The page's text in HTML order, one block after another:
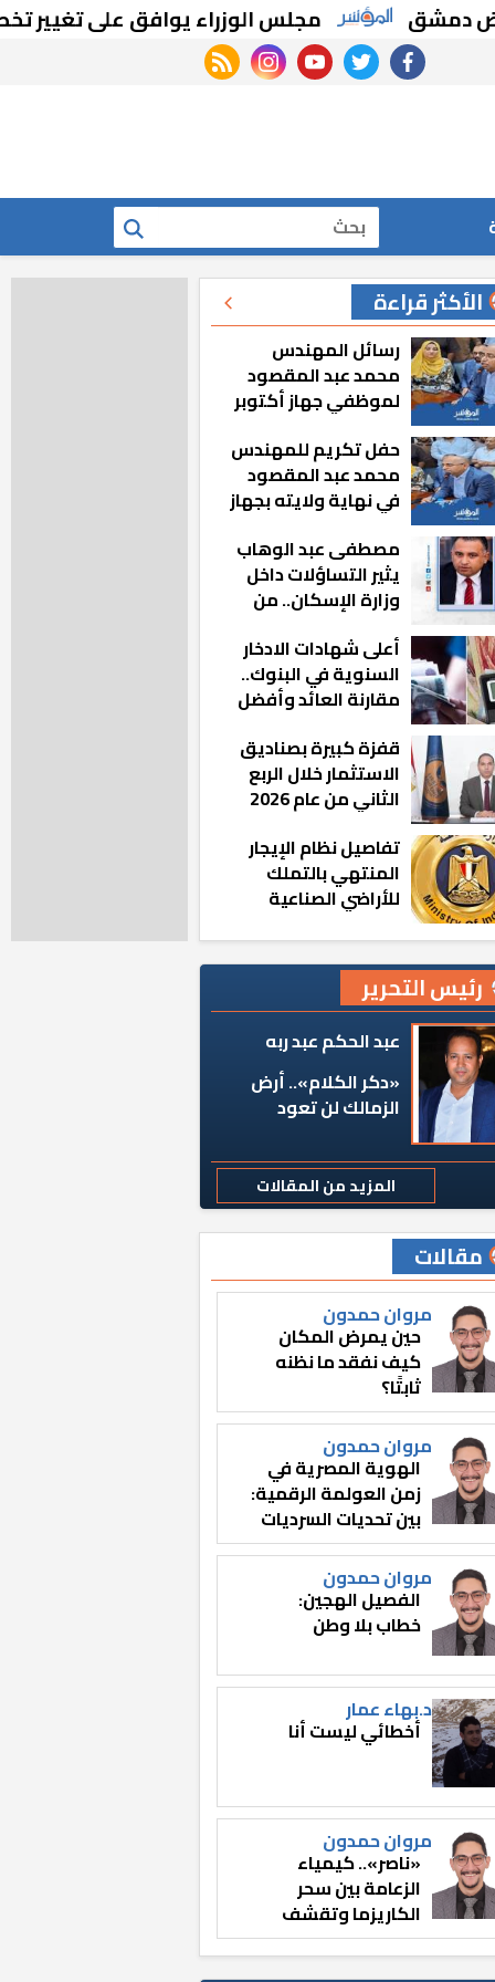
مجلس الوزراء يوافق على تغيير تخصيص
facebook
twitter
youtube
instagram
rss feed
بحث
الأكثر قراءة
رسائل المهندس
محمد عبد المقصود
لموظفي جهاز أكتوبر
مشيت والمدينة
رجعت للخلف»
حفل تكريم للمهندس
محمد عبد المقصود
في نهاية ولايته بجهاز
مصطفى عبد الوهاب
يثير التساؤلات داخل
وزارة الإسكان.. من
المناصب؟
أعلى شهادات الادخار
السنوية في البنوك..
مقارنة العائد وأفضل
قفزة كبيرة بصناديق
الاستثمار خلال الربع
الثاني من عام 2026
تفاصيل نظام الإيجار
المنتهي بالتملك
للأراضي الصناعية
رئيس التحرير
عبد الحكم عبد ربه
«دكر الكلام».. أرض
الزمالك لن تعود
المزيد من المقالات
مقالات
مروان حمدون
حين يمرض المكان
كيف نفقد ما نظنه
ثابتًا؟
مروان حمدون
الهوية المصرية في
زمن العولمة الرقمية:
بين تحديات السرديات
وصناعة الوعي
مروان حمدون
الفصيل الهجين:
خطاب بلا وطن
د.بهاء عمار
أخطائي ليست أنا
مروان حمدون
«ناصر».. كيمياء
الزعامة بين سحر
الكاريزما وتقشف
الثائر